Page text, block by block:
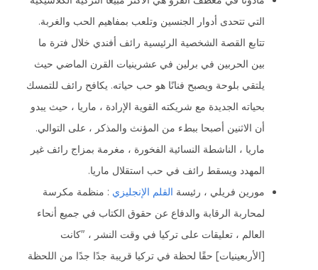
التي تتحدى أدوار الجنسين وتلعب بمفاهيم الحب والغربة.
تتابع القصة الشخصية الرئيسية رائف أفندي خلال فترة ما
بين الحربين في برلين في عشرينيات القرن الماضي حيث
يلتقي بلوحة ويصبح فنانًا هو حب حياته. يكافح رائف للتمسك
بحياته الجديدة مع شريكته القوية الإرادة ، ماريا ، حيث يبدو
أن الاثنين أصبحا ببطء من المؤنث والمذكر ، على التوالي.
ماريا ، الناشطة النسائية الفخورة ، مغرمة بمزاج رائف غير
المهدد ويسقط رائف في حب استقلال ماريا.
مورين فريلي ، رئيسة القلم الإنجليزي : منظمة مكرسة
لمحاربة الرقابة والدفاع عن حقوق الكتاب في جميع أنحاء
العالم ، تعليقات على تركيا في وقت النشر ، "كانت
[الأربعينيات] حقًا لحظة في تركيا قريبة جدًا جدًا من اللحظة